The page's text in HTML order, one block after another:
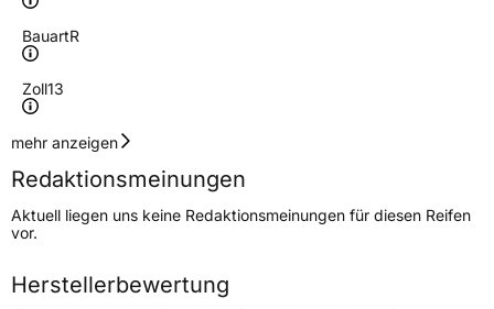
BauartR
Zoll13
Geschwindigkeitsindex
Lastindex 83
Generelle Merkmale
mehr anzeigen
Redaktionsmeinungen
Aktuell liegen uns keine Redaktionsmeinungen für diesen Reifen
vor.
Herstellerbewertung